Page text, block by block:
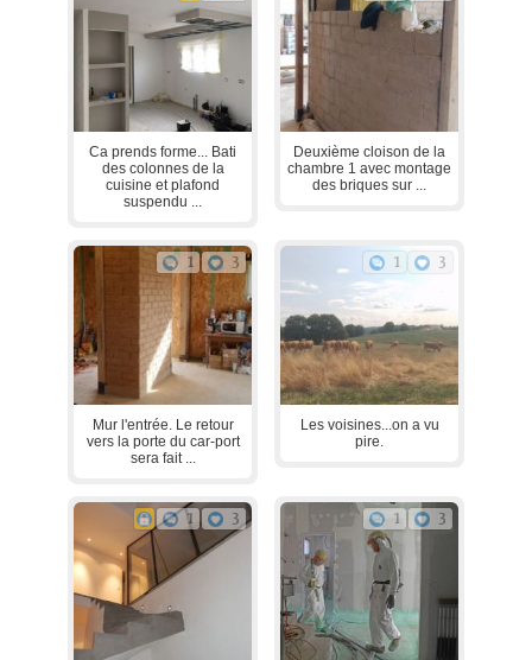
Ca prends forme... Bati
des colonnes de la
cuisine et plafond
suspendu ...
Deuxième cloison de la
chambre 1 avec montage
des briques sur ...
1 3
Mur l'entrée. Le retour
vers la porte du car-port
sera fait ...
1 3
Les voisines...on a vu
pire.
1 3 1 3